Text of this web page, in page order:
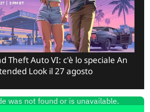
Theft Auto VI: c'è lo speciale An
Look il 27 agosto